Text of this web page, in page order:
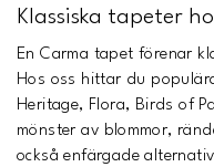
Klassiska tapeter
En Carma tapet förenar
Hos oss hittar du
Heritage, Flora, Birds of
mönster av blommor,
också enfärgade